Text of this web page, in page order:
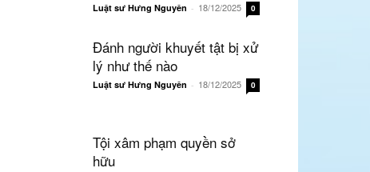
Luật sư Hưng Nguyên - 18/12/2025 0
Đánh người khuyết tật bị xử
lý như thế nào
Luật sư Hưng Nguyên - 18/12/2025 0
Tội xâm phạm quyền sở
hữu